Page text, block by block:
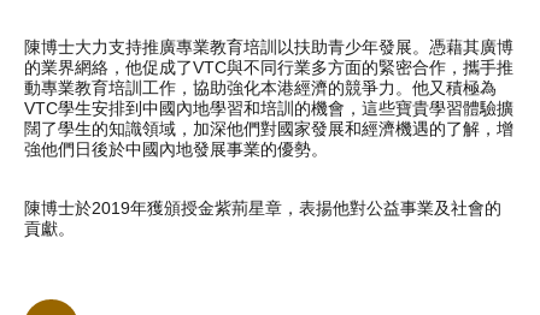
陳博士大力支持推廣專業教育培訓以扶助青少年發展。憑藉其廣博
的業界網絡，他促成了VTC與不同行業多方面的緊密合作，攜手推
動專業教育培訓工作，協助強化本港經濟的競爭力。他又積極為
VTC學生安排到中國內地學習和培訓的機會，這些寶貴學習體驗擴
闊了學生的知識領域，加深他們對國家發展和經濟機遇的了解，增
強他們日後於中國內地發展事業的優勢。
陳博士於2019年獲頒授金紫荊星章，表揚他對公益事業及社會的
貢獻。